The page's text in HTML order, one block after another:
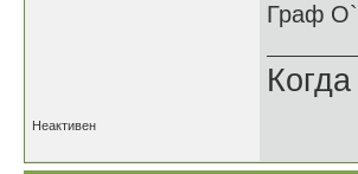
Граф
Неактивен